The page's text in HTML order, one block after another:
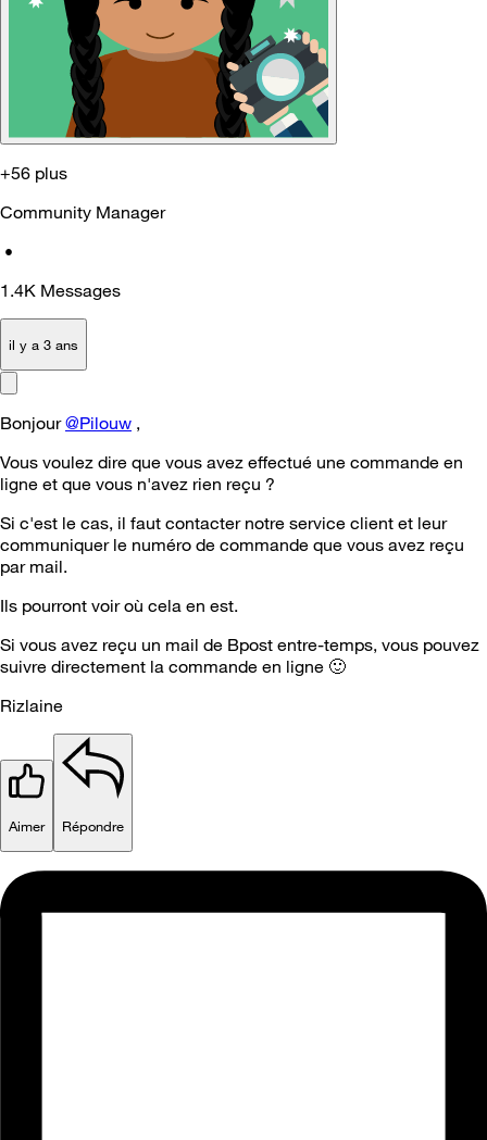
+56 plus
Community Manager
•
1.4K Messages
il y a 3 ans
Bonjour@Pilouw ,
Vous voulez dire que vous avez effectué une commande en
ligne et que vous n'avez rien reçu ?
Si c'est le cas, il faut contacter notre service client et leur
communiquer le numéro de commande que vous avez reçu
par mail.
Ils pourront voir où cela en est.
Si vous avez reçu un mail de Bpost entre-temps, vous pouvez
suivre directement la commande en ligne 🙂
Rizlaine
Aimer Répondre